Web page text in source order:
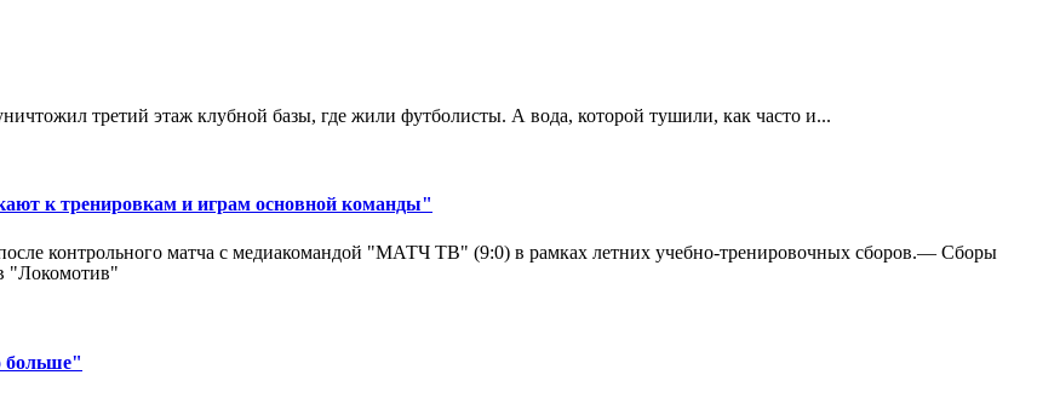
третий этаж клубной базы, где жили футболисты. А вода, которой тушили, как часто и...
к тренировкам и играм основной команды"
контрольного матча с медиакомандой "МАТЧ ТВ" (9:0) в рамках летних учебно-тренировочных сборов.— Сборы
больше"
"Локомотив"